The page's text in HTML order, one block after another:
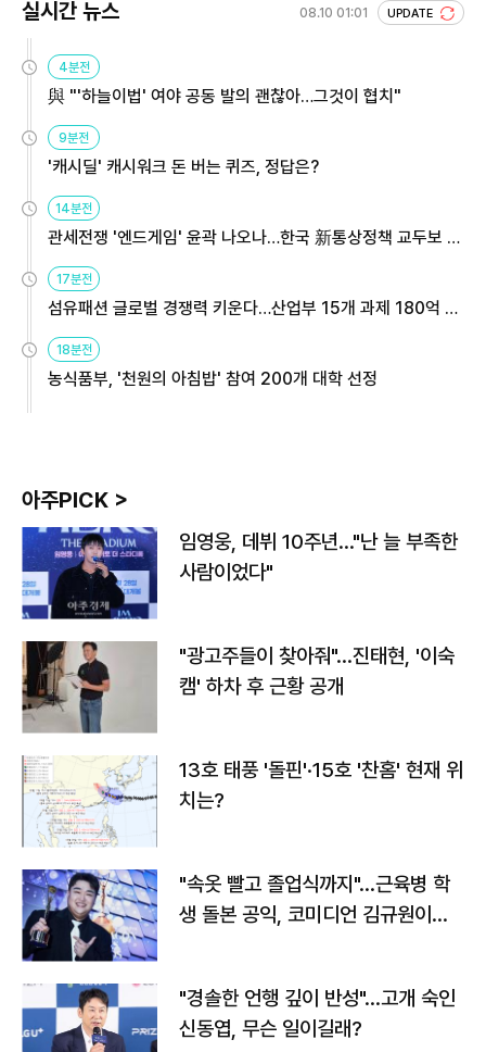
실시간 뉴스 08.10 01:01 UPDATE
4분전
與 "'하늘이법' 여야 공동 발의 괜찮아…그것이 협치"
9분전
'캐시딜' 캐시워크 돈 버는 퀴즈, 정답은?
14분전
관세전쟁 '엔드게임' 윤곽 나오나…한국 新통상정책 교두보 활
용해야
17분전
섬유패션 글로벌 경쟁력 키운다…산업부 15개 과제 180억 지
원
18분전
농식품부, '천원의 아침밥' 참여 200개 대학 선정
아주PICK >
임영웅, 데뷔 10주년…"난 늘 부족한
사람이었다"
"광고주들이 찾아줘"…진태현, '이숙
캠' 하차 후 근황 공개
13호 태풍 '돌핀'·15호 '찬홈' 현재 위
치는?
"속옷 빨고 졸업식까지"…근육병 학
생 돌본 공익, 코미디언 김규원이었
"경솔한 언행 깊이 반성"…고개 숙인
신동엽, 무슨 일이길래?